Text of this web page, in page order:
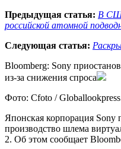
Предыдущая статья: В
российской атомной
Следующая статья:
Bloomberg: Sony
из-за снижения спроса
Фото: Cfoto /
Японская корпорация Sony
производство шлема
2. Об этом сообщает